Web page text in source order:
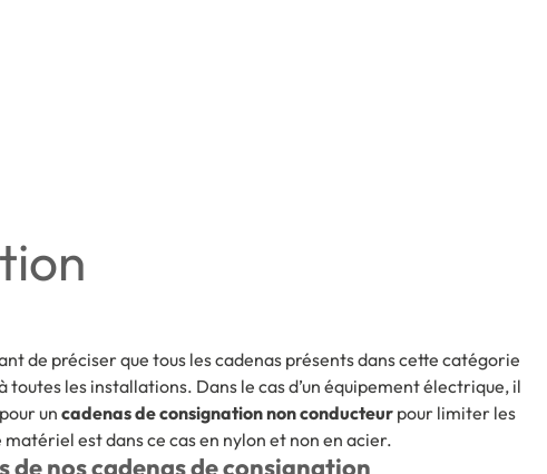
de préciser que tous les cadenas présents dans cette catégorie
toutes les installations. Dans le cas d’un équipement électrique, il
un cadenas de consignation non conducteur pour limiter les
matériel est dans ce cas en nylon et non en acier.
nos cadenas de consignation